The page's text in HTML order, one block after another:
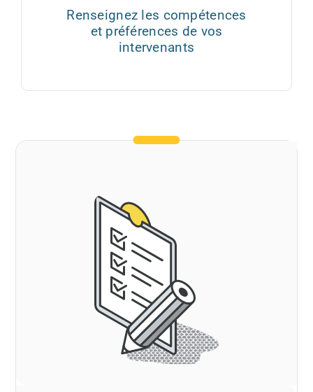
Renseignez les compétences
et préférences de vos
intervenants